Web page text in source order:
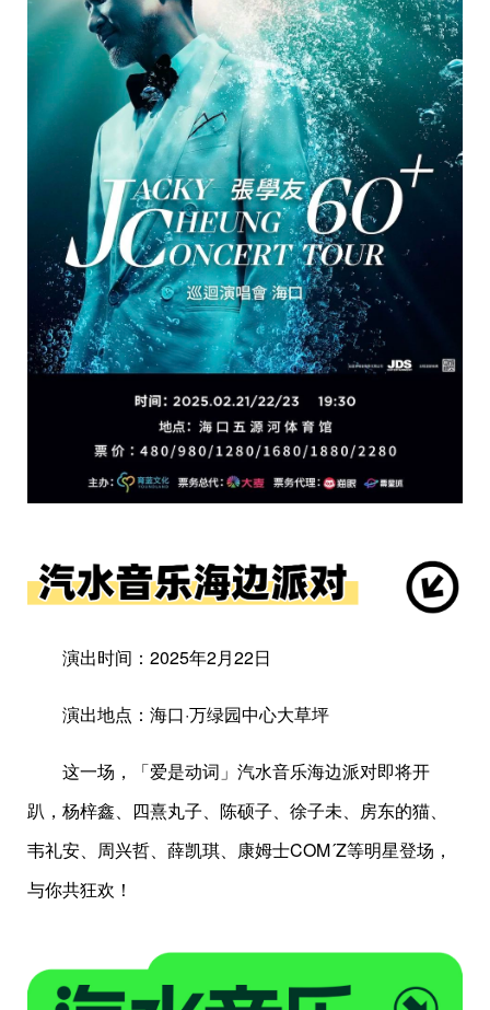
演出时间：2025年2月22日
演出地点：海口·万绿园中心大草坪
这一场，「爱是动词」汽水音乐海边派对即将开
趴，杨梓鑫、四熹丸子、陈硕子、徐子未、房东的猫、
韦礼安、周兴哲、薛凯琪、康姆士COM´Z等明星登场，
与你共狂欢！